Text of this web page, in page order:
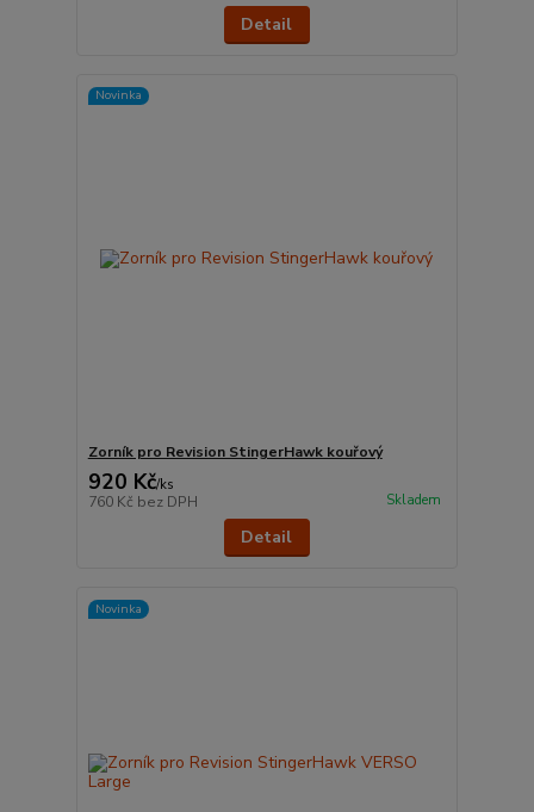
Detail
Novinka
Zorník pro Revision StingerHawk kouřový
920 Kč/ks
760 Kč bez DPH Skladem
Detail
Novinka